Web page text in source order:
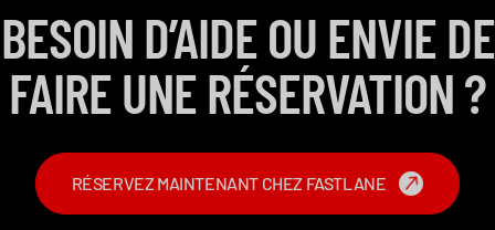
BESOIN D’AIDE OU ENVIE DE
FAIRE UNE RÉSERVATION ?
RÉSERVEZ MAINTENANT CHEZ FASTLANE